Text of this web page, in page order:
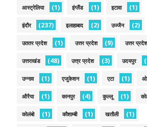
आस्ट्रेलिया (1) इंग्लैंड (1) इटावा (1)
इंदौर (237) इलाहाबाद (2) उज्जैन (2)
उततर प्रदेश (1) उत्तर प्रदेश (9) उत्तर प्रदेश
उत्तराखंड (48) उत्त्र प्रदेश (3) उदयपुर
उन्नाव (1) एजुकेशन (1) एटा (1)
औरैया (1) कानपुर (4) कुल्लू (1)
कोलंबो (1) कौशाम्बी (1) खतौली (1)